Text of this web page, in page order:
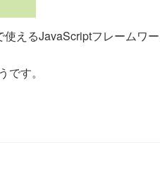
えるJavaScriptフレームワー
です。